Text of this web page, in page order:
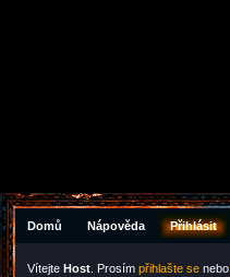
Domů Nápověda Přihlásit
Vítejte Host . Prosím přihlašte se nebo